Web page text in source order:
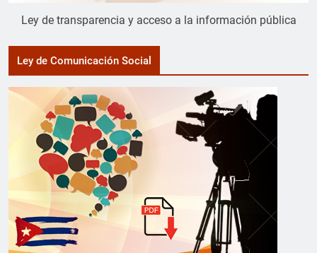
Ley de transparencia y acceso a la información pública
Ley de Comunicación Social